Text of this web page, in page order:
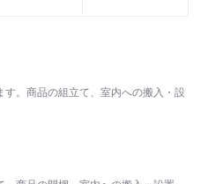
。商品の組立て、室内への搬入・設